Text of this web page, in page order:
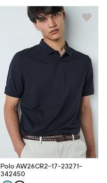
Polo AW26CR2-17-23271-
342450